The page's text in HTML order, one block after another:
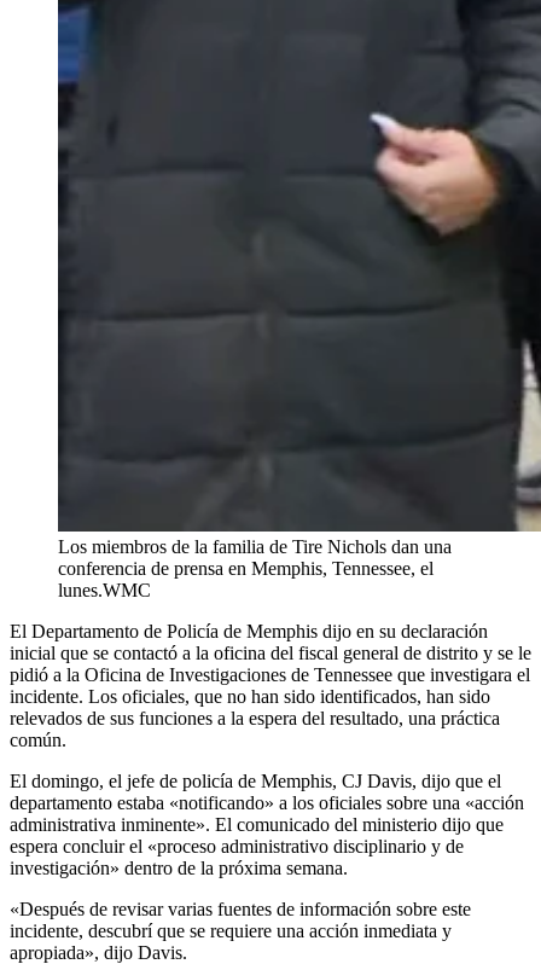
Los miembros de la familia de Tire Nichols dan una
conferencia de prensa en Memphis, Tennessee, el
lunes.WMC
El Departamento de Policía de Memphis dijo en su declaración
inicial que se contactó a la oficina del fiscal general de distrito y se le
pidió a la Oficina de Investigaciones de Tennessee que investigara el
incidente. Los oficiales, que no han sido identificados, han sido
relevados de sus funciones a la espera del resultado, una práctica
común.
El domingo, el jefe de policía de Memphis, CJ Davis, dijo que el
departamento estaba «notificando» a los oficiales sobre una «acción
administrativa inminente». El comunicado del ministerio dijo que
espera concluir el «proceso administrativo disciplinario y de
investigación» dentro de la próxima semana.
«Después de revisar varias fuentes de información sobre este
incidente, descubrí que se requiere una acción inmediata y
apropiada», dijo Davis.